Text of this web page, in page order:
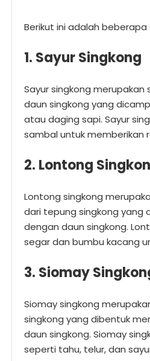
Berikut ini adalah
1. Sayur Singkong
Sayur singkong
daun singkong yang
atau daging sapi. Sayur
sambal untuk memberikan
2. Lontong
Lontong singkong
dari tepung singkong yang
dengan daun singkong.
segar dan bumbu kacang
3. Siomay
Siomay singkong
singkong yang dibentuk
daun singkong. Siomay
seperti tahu, telur, dan